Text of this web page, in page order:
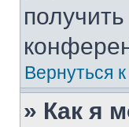
Вернуться
» Как я